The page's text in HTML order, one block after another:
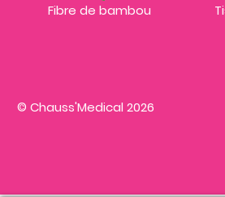
Fibre de bambou
© Chauss'Medical 2026